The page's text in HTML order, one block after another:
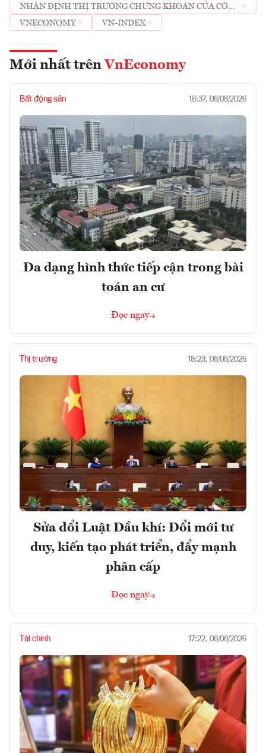
NHẬN ĐỊNH THỊ TRƯỜNG CHỨNG KHOÁN CỦA CÔNG
TY CHỨNG KHOÁN
VNECONOMY VN-INDEX
Mới nhất trên VnEconomy
Bất động sản 18:37, 08/08/2026
Đa dạng hình thức tiếp cận trong bài
toán an cư
Đọc ngay
Thị trường 18:23, 08/08/2026
Sửa đổi Luật Dầu khí: Đổi mới tư
duy, kiến tạo phát triển, đẩy mạnh
phân cấp
Đọc ngay
Tài chính 17:22, 08/08/2026